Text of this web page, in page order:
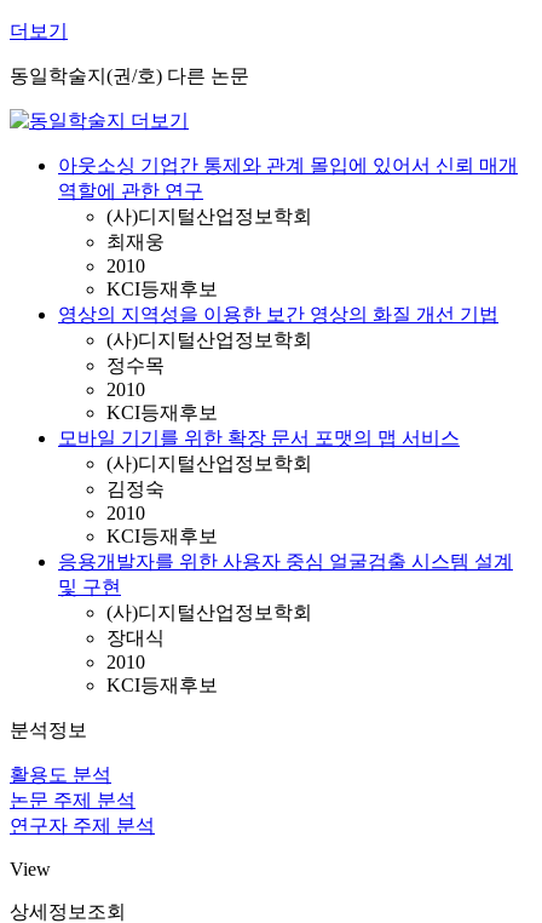
더보기
동일학술지(권/호) 다른 논문
아웃소싱 기업간 통제와 관계 몰입에 있어서 신뢰 매개
역할에 관한 연구
(사)디지털산업정보학회
최재웅
2010
KCI등재후보
영상의 지역성을 이용한 보간 영상의 화질 개선 기법
(사)디지털산업정보학회
정수목
2010
KCI등재후보
모바일 기기를 위한 확장 문서 포맷의 맵 서비스
(사)디지털산업정보학회
김정숙
2010
KCI등재후보
응용개발자를 위한 사용자 중심 얼굴검출 시스템 설계
및 구현
(사)디지털산업정보학회
장대식
2010
KCI등재후보
분석정보
활용도 분석
논문 주제 분석
연구자 주제 분석
View
상세정보조회